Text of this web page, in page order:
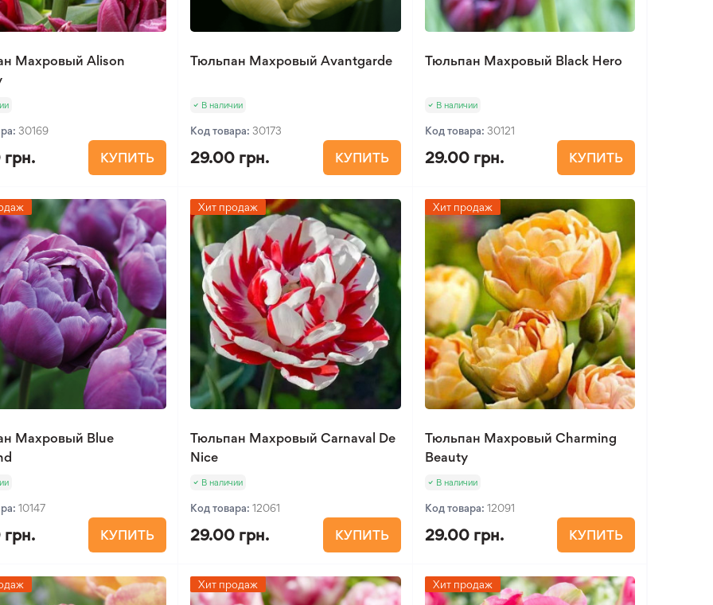
Махровый Alison
30169
КУПИТЬ
Тюльпан Махровый Avantgarde
В наличии
Код товара:30173
29.00 грн. КУПИТЬ
Тюльпан Махровый Black Hero
В наличии
Код товара: 30121
29.00 грн. КУПИТЬ
Махровый Blue
10147
КУПИТЬ
Хит продаж
Тюльпан Махровый Carnaval De
Nice
В наличии
Код товара:12061
29.00 грн. КУПИТЬ
Хит продаж
Тюльпан Махровый Charming
Beauty
В наличии
Код товара: 12091
29.00 грн. КУПИТЬ
Хит продаж Хит продаж